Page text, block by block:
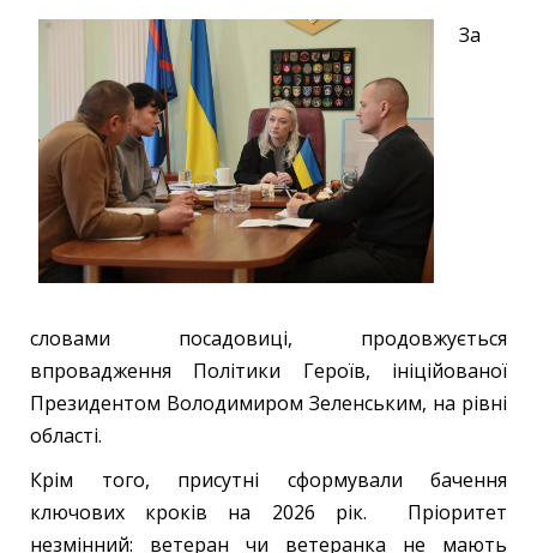
За
словами посадовиці, продовжується
впровадження Політики Героїв, ініційованої
Президентом Володимиром Зеленським, на рівні
області.
Крім того, присутні сформували бачення
ключових кроків на 2026 рік. Пріоритет
незмінний: ветеран чи ветеранка не мають